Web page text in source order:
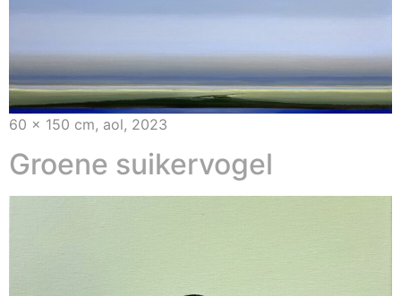
60 x 150 cm, aol, 2023
Groene suikervogel